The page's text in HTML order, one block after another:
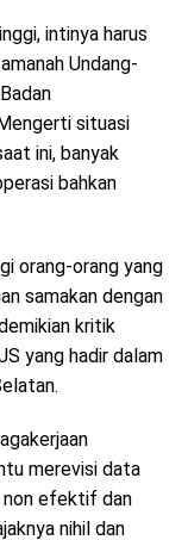
intinya harus
Undang-
situasi
ini, banyak
bahkan
orang-orang yang
samakan dengan
kritik
yang hadir dalam
merevisi data
non efektif dan
nihil dan